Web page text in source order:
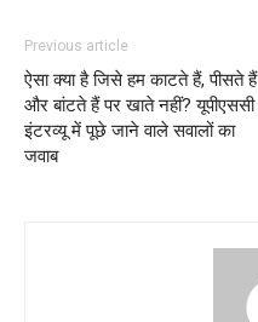
Previous article
ऐसा क्या है जिसे हम काटते हैं, पीसते हैं
और बांटते हैं पर खाते नहीं? यूपीएससी
इंटरव्यू में पूछे जाने वाले सवालों का
जवाब